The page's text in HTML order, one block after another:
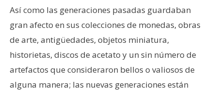
t
e
r
e
u
Así como las generaciones pasadas guardaban
gran afecto en sus colecciones de monedas, obras
de arte, antigüedades, objetos miniatura,
historietas, discos de acetato y un sin número de
artefactos que consideraron bellos o valiosos de
alguna manera; las nuevas generaciones están